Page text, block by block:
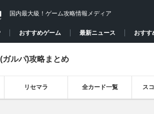
国内最大級！ゲーム攻略情報メディア
おすすめゲーム 最新ニュース おすす
ガルパ)攻略まとめ
リセマラ 全カード一覧 ス